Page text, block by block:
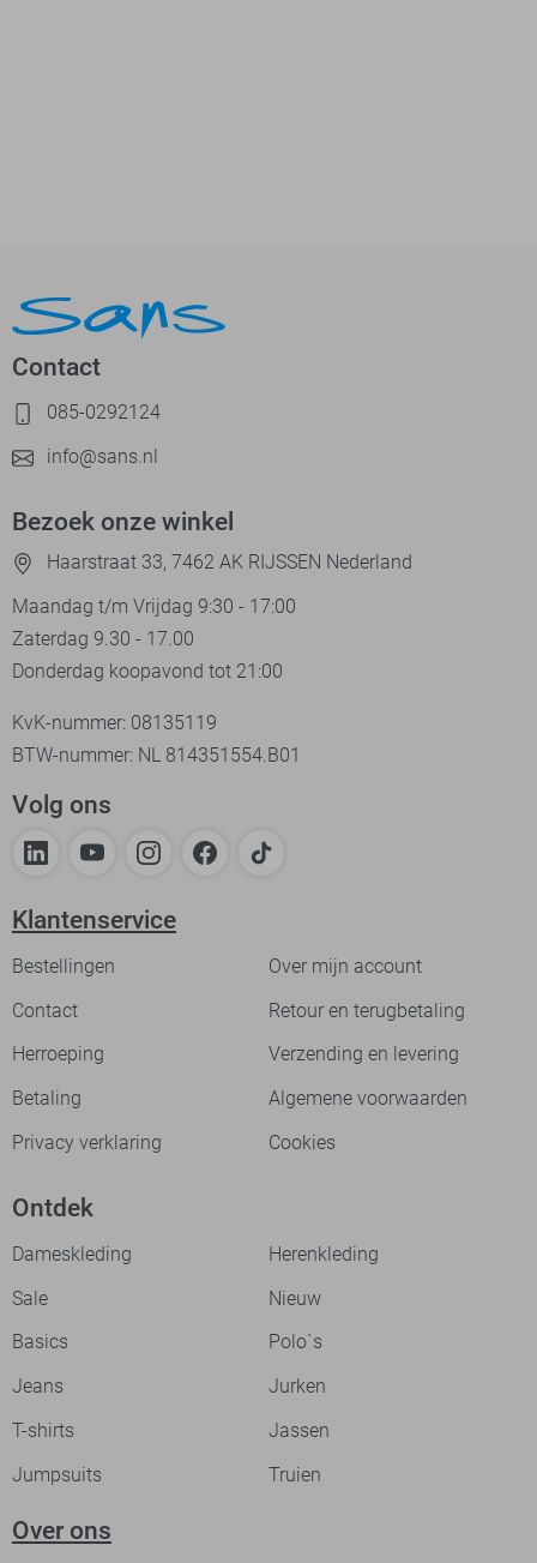
Contact
085-0292124
info@sans.nl
Bezoek onze winkel
Haarstraat 33, 7462 AK RIJSSEN Nederland
Maandag t/m Vrijdag 9:30 - 17:00
Zaterdag 9.30 - 17.00
Donderdag koopavond tot 21:00
KvK-nummer: 08135119
BTW-nummer: NL 814351554.B01
Volg ons
Klantenservice
Bestellingen
Over mijn account
Contact
Retour en terugbetaling
Herroeping
Verzending en levering
Betaling
Algemene voorwaarden
Privacy verklaring
Cookies
Ontdek
Dameskleding
Herenkleding
Sale
Nieuw
Basics
Polo`s
Jeans
Jurken
T-shirts
Jassen
Jumpsuits
Truien
Over ons